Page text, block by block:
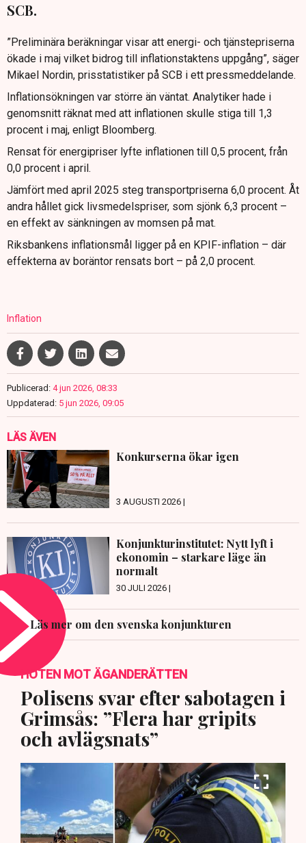
SCB.
”Preliminära beräkningar visar att energi- och tjänstepriserna
ökade i maj vilket bidrog till inflationstaktens uppgång”, säger
Mikael Nordin, prisstatistiker på SCB i ett pressmeddelande.
Inflationsökningen var större än väntat. Analytiker hade i
genomsnitt räknat med att inflationen skulle stiga till 1,3
procent i maj, enligt Bloomberg.
Rensat för energipriser lyfte inflationen till 0,5 procent, från
0,0 procent i april.
Jämfört med april 2025 steg transportpriserna 6,0 procent. Åt
andra hållet gick livsmedelspriser, som sjönk 6,3 procent –
en effekt av sänkningen av momsen på mat.
Riksbankens inflationsmål ligger på en KPIF-inflation – där
effekterna av boräntor rensats bort – på 2,0 procent.
Inflation
Publicerad: 4 jun 2026, 08:33
Uppdaterad: 5 jun 2026, 09:05
LÄS ÄVEN
Konkurserna ökar igen
3 AUGUSTI 2026 |
Konjunkturinstitutet: Nytt lyft i
ekonomin – starkare läge än
normalt
30 JULI 2026 |
Läs mer om den svenska konjunkturen
HOTEN MOT ÄGANDERÄTTEN
Polisens svar efter sabotagen i
Grimsås: ”Flera har gripits
och avlägsnats”